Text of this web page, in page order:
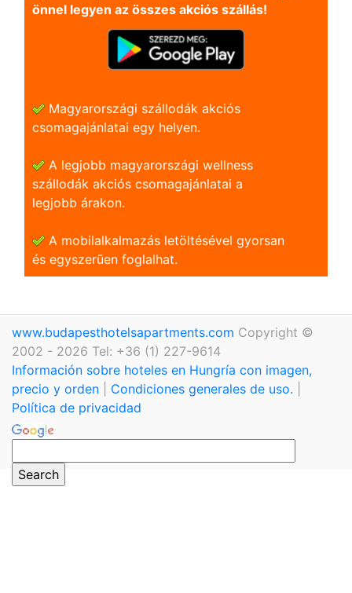
önnel legyen az összes akciós szállás!
Magyarországi szállodák akciós
csomagajánlatai egy helyen.
A legjobb magyarországi wellness
szállodák akciós csomagajánlatai a
legjobb árakon.
A mobilalkalmazás letöltésével gyorsan
és egyszerũen foglalhat.
www.budapesthotelsapartments.com Copyright ©
2002 - 2026 Tel: +36 (1) 227-9614
Información sobre hoteles en Hungría con imagen,
precio y orden
Condiciones generales de uso.
Política de privacidad